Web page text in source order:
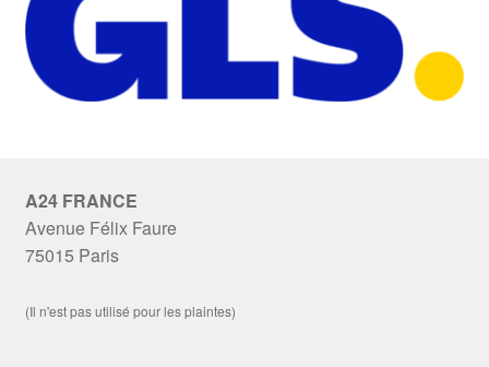
A24 FRANCE
Avenue Félix Faure
75015 Paris
(Il n'est pas utilisé pour les plaintes)